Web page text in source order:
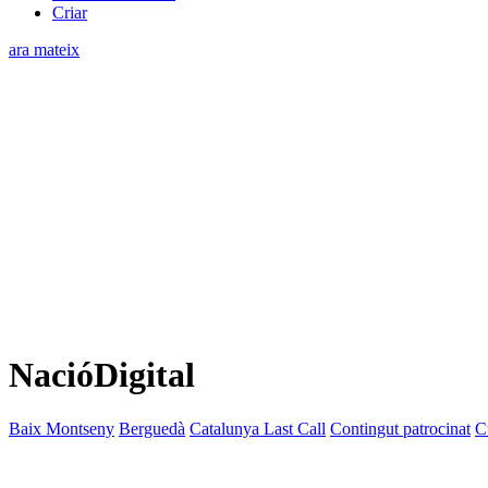
Criar
ara mateix
NacióDigital
Baix Montseny Berguedà Catalunya Last Call Contingut patrocinat